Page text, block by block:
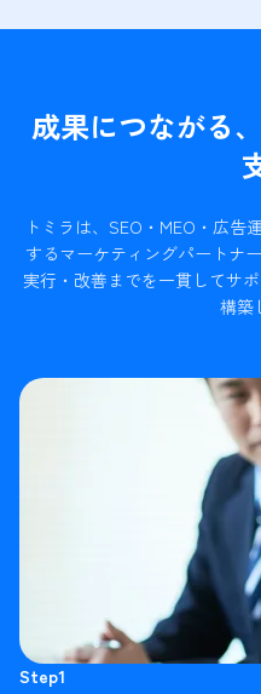
成果につながる
トミラは、SEO・MEO・広告
するマーケティングパートナー
実行・改善までを一貫してサ
構築
Step1